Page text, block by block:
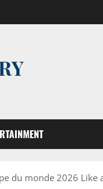
du monde 2026 Like